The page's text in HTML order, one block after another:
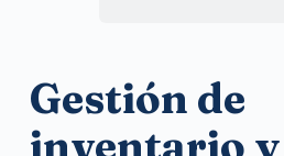
Gestión de
inventario y